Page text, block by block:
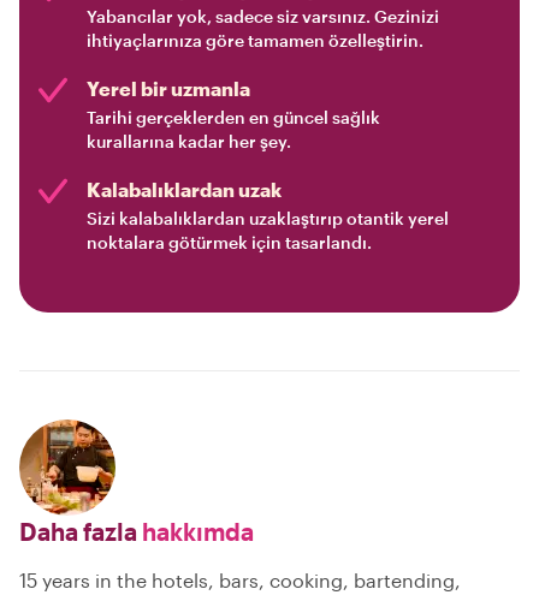
Yabancılar yok, sadece siz varsınız. Gezinizi
ihtiyaçlarınıza göre tamamen özelleştirin.
Yerel bir uzmanla
Tarihi gerçeklerden en güncel sağlık
kurallarına kadar her şey.
Kalabalıklardan uzak
Sizi kalabalıklardan uzaklaştırıp otantik yerel
noktalara götürmek için tasarlandı.
Daha fazla hakkımda
15 years in the hotels, bars, cooking, bartending,